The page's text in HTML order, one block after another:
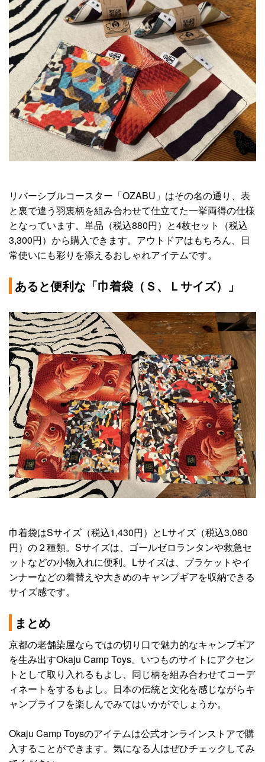
リバーシブルコースター「OZABU」はその名の通り、表
と裏で違う羽裏柄を組み合わせて仕立てた一挙両得の仕様
となっています。単品（税込880円）と4枚セット（税込
3,300円）から購入できます。アウトドアはもちろん、日
常使いにも彩りを添えるおしゃれアイテムです。
あると便利な「巾着袋（Ｓ、Ｌサイズ）」
巾着袋はSサイズ（税込1,430円）とLサイズ（税込3,080
円）の２種類。Sサイズは、ゴールゼロランタンや救急セ
ットなどの小物入れに便利。Lサイズは、ブラケットやイ
ンナーなどの着替えや大きめのキャンプギアを収納できる
サイズ感です。
まとめ
京都の老舗染屋ならではの切り口で魅力的なキャンプギア
を生み出すOkaju Camp Toys。いつものサイトにアクセン
トとして取り入れるもよし、同じ柄を組み合わせてコーデ
ィネートをするもよし。日本の伝統と文化を感じながらキ
ャンプライフを楽しんでみてはいかがでしょうか。
Okaju Camp Toysのアイテムは公式オンラインストアで購
入することができます。気になる人はぜひチェックしてみ